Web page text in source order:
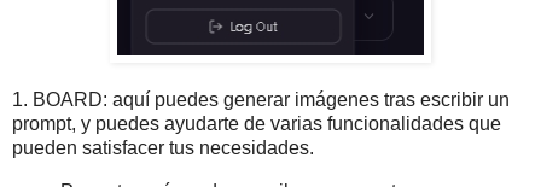
1. BOARD: aquí puedes generar imágenes tras escribir un
prompt, y puedes ayudarte de varias funcionalidades que
pueden satisfacer tus necesidades.